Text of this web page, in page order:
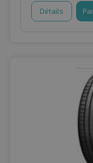
Détails